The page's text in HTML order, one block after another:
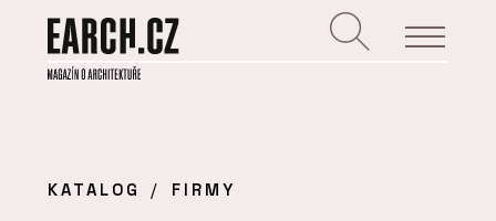
KATALOG FIRMY